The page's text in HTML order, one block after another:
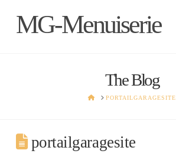
MG-Menuiserie
The Blog
HOMEPORTAILGARAGESITE
portailgaragesite